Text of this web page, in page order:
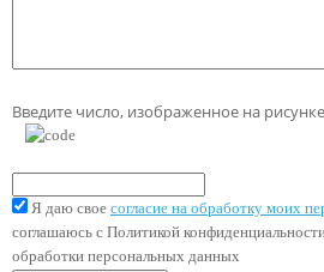
Введите число, изображенное на рисунке
Я даю свое согласие на обработку моих
соглашаюсь с Политикой
обработки персональных данных